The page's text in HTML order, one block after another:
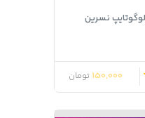
150,000 تومان